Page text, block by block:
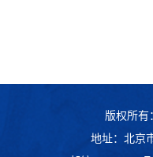
版权所
地址：北京